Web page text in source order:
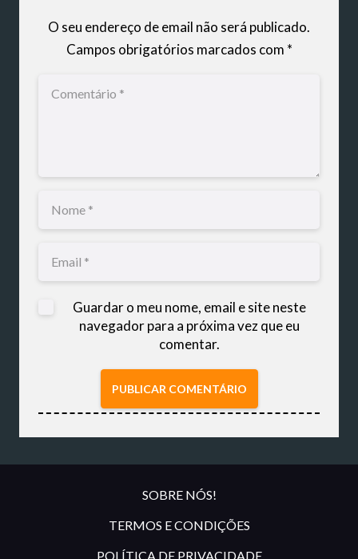
O seu endereço de email não será publicado.
Campos obrigatórios marcados com *
Guardar o meu nome, email e site neste
navegador para a próxima vez que eu
comentar.
PUBLICAR COMENTÁRIO
SOBRE NÓS!
TERMOS E CONDIÇÕES
POLÍTICA DE PRIVACIDADE